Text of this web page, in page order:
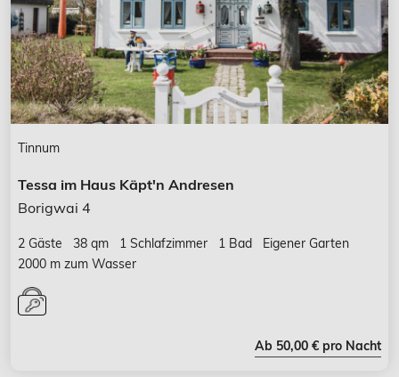
Tinnum
Tessa im Haus Käpt'n Andresen
Borigwai 4
2 Gäste 38 qm 1 Schlafzimmer 1 Bad
Eigener Garten
2000 m zum Wasser
Ab 50,00 € pro Nacht